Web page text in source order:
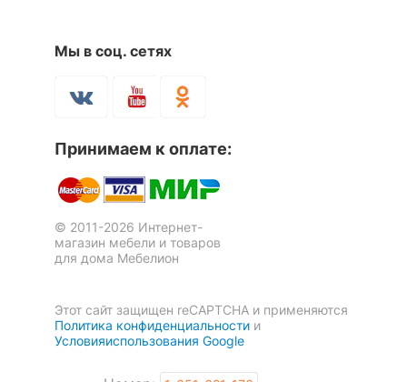
Мы в соц. сетях
Принимаем к оплате:
© 2011-2026 Интернет-
магазин мебели и товаров
для дома Мебелион
Этот сайт защищен reCAPTCHA и применяются
Политика конфиденциальности и
Условияиспользования Google